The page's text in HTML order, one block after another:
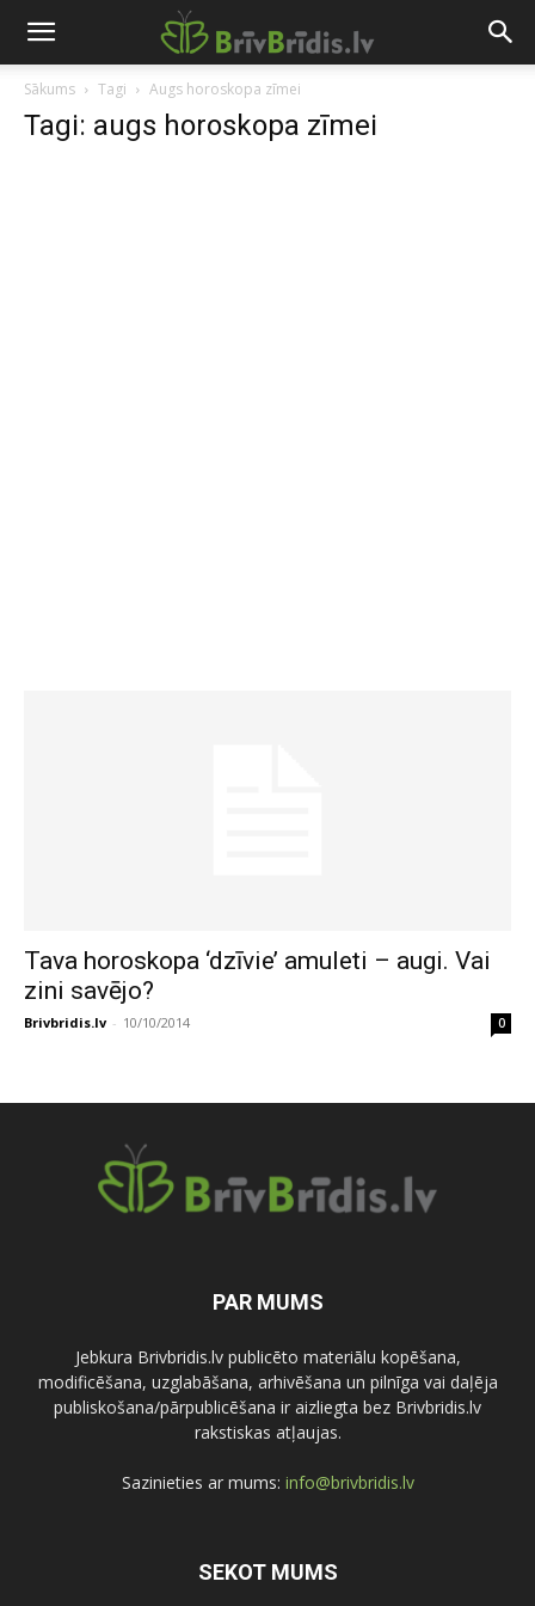
Sākums Tagi Augs horoskopa zīmei
Tagi: augs horoskopa zīmei
Tava horoskopa ‘dzīvie’ amuleti – augi. Vai
zini savējo?
Brivbridis.lv - 10/10/2014 0
PAR MUMS
Jebkura Brivbridis.lv publicēto materiālu kopēšana,
modificēšana, uzglabāšana, arhivēšana un pilnīga vai daļēja
publiskošana/pārpublicēšana ir aizliegta bez Brivbridis.lv
rakstiskas atļaujas.
Sazinieties ar mums: info@brivbridis.lv
SEKOT MUMS